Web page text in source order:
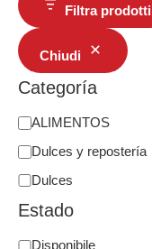
Filtra prodotti
Chiudi
Categoría
ALIMENTOS
Dulces y repostería
Dulces
Estado
Disponibile